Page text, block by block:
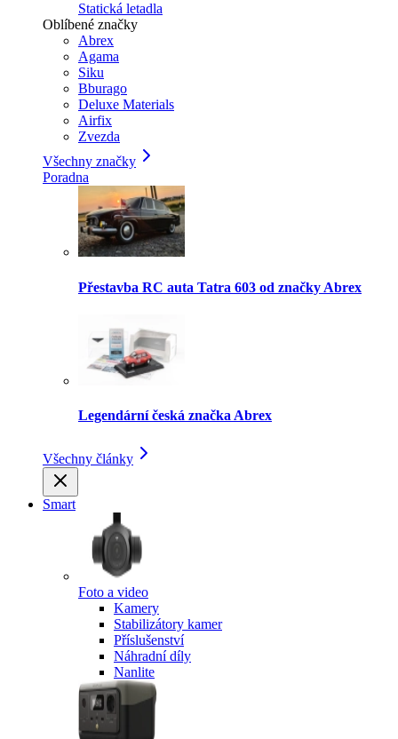
Statická letadla
Oblíbené značky
Abrex
Agama
Siku
Bburago
Deluxe Materials
Airfix
Zvezda
Všechny značky
Poradna
Přestavba RC auta Tatra 603 od značky Abrex
Legendární česká značka Abrex
Všechny články
Smart
Foto a video
Kamery
Stabilizátory kamer
Příslušenství
Náhradní díly
Nanlite